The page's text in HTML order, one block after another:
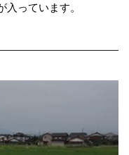
入っています。